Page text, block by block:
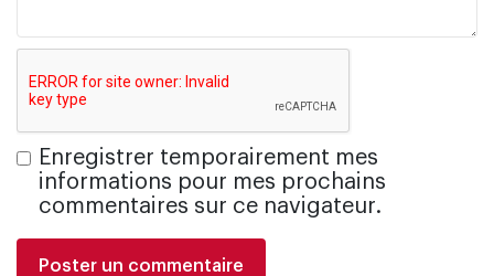
Enregistrer temporairement mes
informations pour mes prochains
commentaires sur ce navigateur.